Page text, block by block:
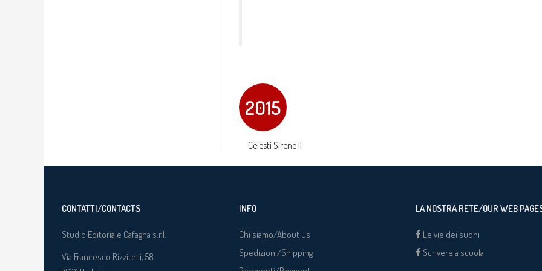
2015
Celesti Sirene II
CONTATTI/CONTACTS
Studio Editoriale Cafagna s.r.l.
Via Francesco Rizzitelli, 58
INFO
Chi siamo/About us
Spedizioni/Shipping
LA NOSTRA RETE/OUR WEB
Le vie dei suoni
Scrivere a scuola